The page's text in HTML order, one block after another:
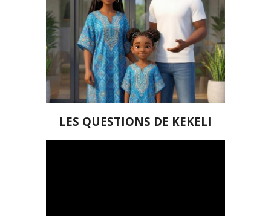
LES QUESTIONS DE KEKELI